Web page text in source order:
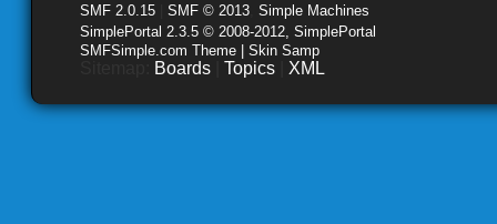
SMF 2.0.15 SMF © 2013 Simple Machines
SimplePortal 2.3.5 © 2008-2012, SimplePortal
SMFSimple.com Theme | Skin Samp
Boards Topics XML